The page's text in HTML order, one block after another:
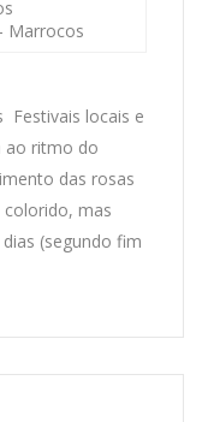
Marrocos
Festivais locais e
ao ritmo do
das rosas
mas
(segundo fim